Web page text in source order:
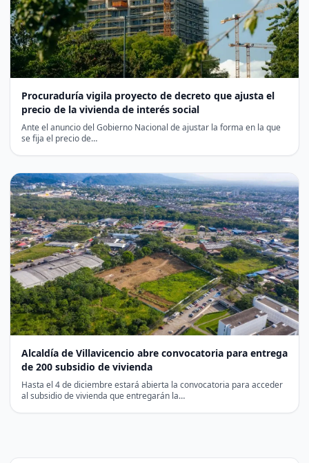
Procuraduría vigila proyecto de decreto que ajusta el
precio de la vivienda de interés social
Ante el anuncio del Gobierno Nacional de ajustar la forma en la que
se fija el precio de…
Alcaldía de Villavicencio abre convocatoria para entrega
de 200 subsidio de vivienda
Hasta el 4 de diciembre estará abierta la convocatoria para acceder
al subsidio de vivienda que entregarán la…